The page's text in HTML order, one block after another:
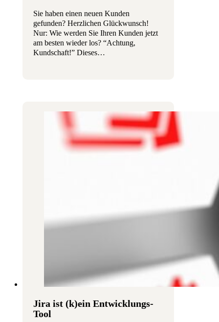
Sie haben einen neuen Kunden
gefunden? Herzlichen Glückwunsch!
Nur: Wie werden Sie Ihren Kunden jetzt
am besten wieder los? “Achtung,
Kundschaft!” Dieses…
Jira ist (k)ein Entwicklungs-
Tool